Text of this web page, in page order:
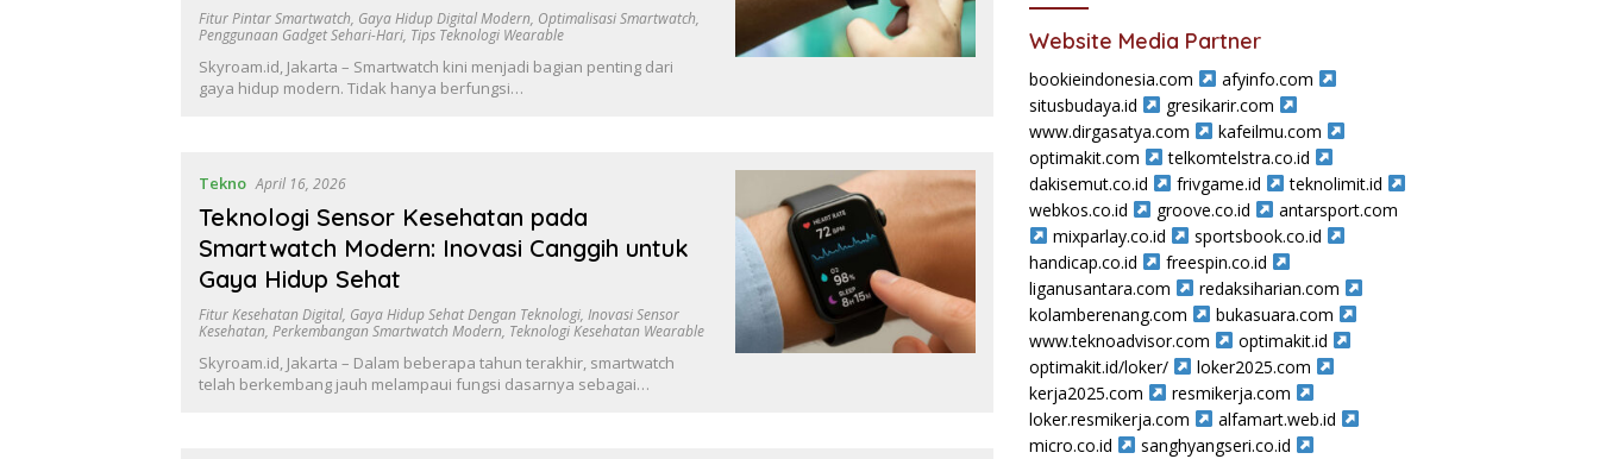
Fitur Pintar Smartwatch, Gaya Hidup Digital Modern, Optimalisasi Smartwatch,
Penggunaan Gadget Sehari-Hari, Tips Teknologi Wearable
Skyroam.id, Jakarta – Smartwatch kini menjadi bagian penting dari
gaya hidup modern. Tidak hanya berfungsi…
Tekno April 16, 2026
Teknologi Sensor Kesehatan pada
Smartwatch Modern: Inovasi Canggih untuk
Gaya Hidup Sehat
Fitur Kesehatan Digital, Gaya Hidup Sehat Dengan Teknologi, Inovasi Sensor
Kesehatan, Perkembangan Smartwatch Modern, Teknologi Kesehatan Wearable
Skyroam.id, Jakarta – Dalam beberapa tahun terakhir, smartwatch
telah berkembang jauh melampaui fungsi dasarnya sebagai…
Website Media Partner
bookieindonesia.com
afyinfo.com
situsbudaya.id
gresikarir.com
www.dirgasatya.com
kafeilmu.com
optimakit.com
telkomtelstra.co.id
dakisemut.co.id
frivgame.id
teknolimit.id
webkos.co.id
groove.co.id
antarsport.com
mixparlay.co.id
sportsbook.co.id
handicap.co.id
freespin.co.id
liganusantara.com
redaksiharian.com
kolamberenang.com
bukasuara.com
www.teknoadvisor.com
optimakit.id
optimakit.id/loker/
loker2025.com
kerja2025.com
resmikerja.com
loker.resmikerja.com
alfamart.web.id
micro.co.id
sanghyangseri.co.id